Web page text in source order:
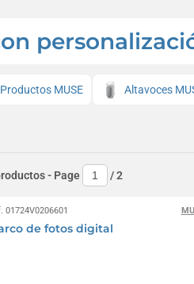
Productos MUSE Altavoces
- Page /2
01724V0206601
de fotos digital